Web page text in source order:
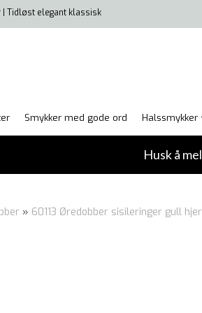
| Tidløst elegant klassisk
Smykker med gode ord Halssmykker
Husk å
» 60113 Øredobber sisileringer gull